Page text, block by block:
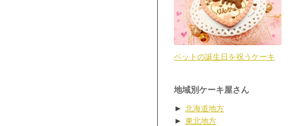
ペットの誕生日を祝うケーキ
地域別ケーキ屋さん
► 北海道地方
► 東北地方